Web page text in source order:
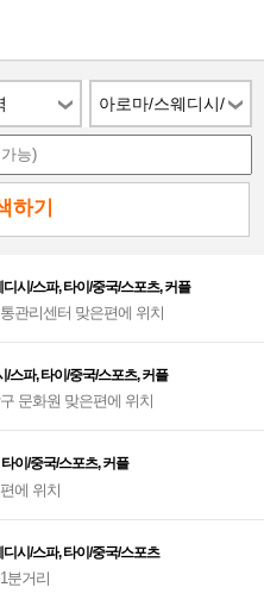
아로마/스웨디시/
스파
하기
시/스파, 타이/중국/스포츠, 커플
관리센터 맞은편에 위치
/스파, 타이/중국/스포츠, 커플
문화원 맞은편에 위치
이/중국/스포츠, 커플
에 위치
시/스파, 타이/중국/스포츠
분거리